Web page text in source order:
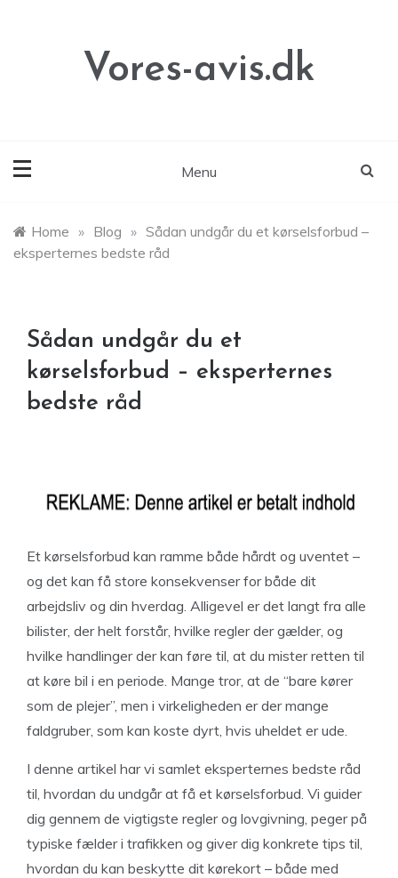
Vores-avis.dk
Menu
Home » Blog » Sådan undgår du et kørselsforbud –
eksperternes bedste råd
Sådan undgår du et
kørselsforbud – eksperternes
bedste råd
Et kørselsforbud kan ramme både hårdt og uventet –
og det kan få store konsekvenser for både dit
arbejdsliv og din hverdag. Alligevel er det langt fra alle
bilister, der helt forstår, hvilke regler der gælder, og
hvilke handlinger der kan føre til, at du mister retten til
at køre bil i en periode. Mange tror, at de “bare kører
som de plejer”, men i virkeligheden er der mange
faldgruber, som kan koste dyrt, hvis uheldet er ude.
I denne artikel har vi samlet eksperternes bedste råd
til, hvordan du undgår at få et kørselsforbud. Vi guider
dig gennem de vigtigste regler og lovgivning, peger på
typiske fælder i trafikken og giver dig konkrete tips til,
hvordan du kan beskytte dit kørekort – både med